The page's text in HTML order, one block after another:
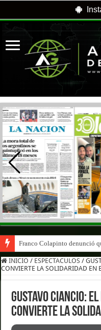
Franco Colapinto denunció
Franco Mastantuono se fue
INICIO / ESPECTACULOS /
CONVIERTE LA SOLIDARIDAD EN
GUSTAVO CIANCIO:
CONVIERTE LA